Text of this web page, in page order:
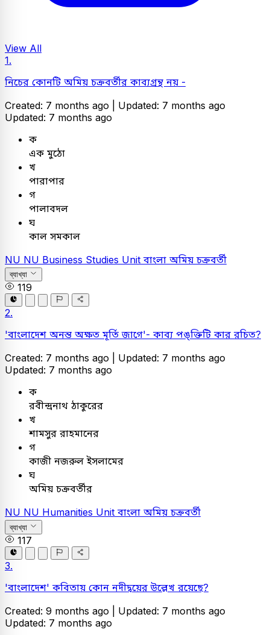
View All
1.
নিচের কোনটি অমিয় চক্রবর্তীর কাব্যগ্রন্থ নয় -
Created: 7 months ago | Updated: 7 months ago
Updated: 7 months ago
ক
এক মুঠো
খ
পারাপার
গ
পালাবদল
ঘ
কাল সমকাল
NU NU Business Studies Unit বাংলা অমিয় চক্রবর্তী
ব্যাখ্যা
119
2.
'বাংলাদেশ অনন্ত অক্ষত মূর্তি জাগে'- কাব্য পঙ্ক্তিটি কার রচিত?
Created: 7 months ago | Updated: 7 months ago
Updated: 7 months ago
ক
রবীন্দ্রনাথ ঠাকুরের
খ
শামসুর রাহমানের
গ
কাজী নজরুল ইসলামের
ঘ
অমিয় চক্রবর্তীর
NU NU Humanities Unit বাংলা অমিয় চক্রবর্তী
ব্যাখ্যা
117
3.
'বাংলাদেশ' কবিতায় কোন নদীদ্বয়ের উল্লেখ রয়েছে?
Created: 9 months ago | Updated: 7 months ago
Updated: 7 months ago